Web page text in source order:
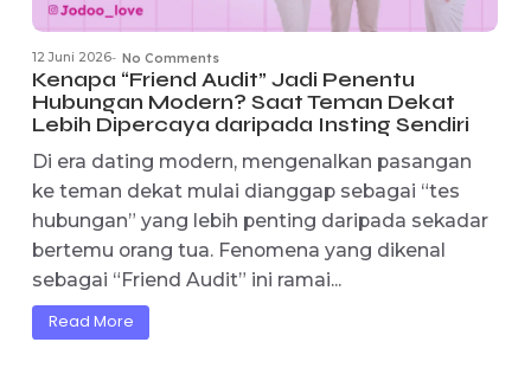
12 Juni 2026- No Comments
Kenapa “Friend Audit” Jadi Penentu
Hubungan Modern? Saat Teman Dekat
Lebih Dipercaya daripada Insting Sendiri
Di era dating modern, mengenalkan pasangan
ke teman dekat mulai dianggap sebagai “tes
hubungan” yang lebih penting daripada
bertemu orang tua. Fenomena yang dikenal